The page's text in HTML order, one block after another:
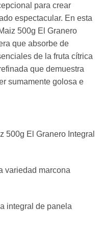
para crear
espectacular. En esta
500g El Granero
que absorbe de
de la fruta cítrica
que demuestra
sumamente golosa e
500g El Granero Integral
variedad marcona
integral de panela